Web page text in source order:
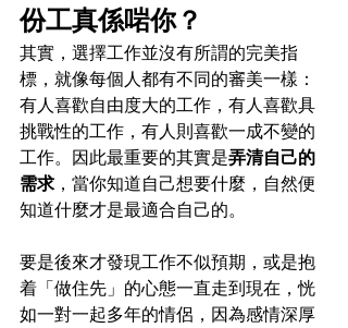
份工真係啱你？
其實，選擇工作並沒有所謂的完美指
標，就像每個人都有不同的審美一樣：
有人喜歡自由度大的工作，有人喜歡具
挑戰性的工作，有人則喜歡一成不變的
工作。因此最重要的其實是弄清自己的
需求，當你知道自己想要什麼，自然便
知道什麼才是最適合自己的。
要是後來才發現工作不似預期，或是抱
着「做住先」的心態一直走到現在，恍
如一對一起多年的情侶，因為感情深厚